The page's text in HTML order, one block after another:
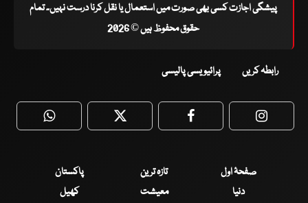
پیشگی اجازت کسی بھی صورت میں استعمال یا نقل کرنا درست نہیں۔ تمام
حقوق محفوظ ہیں © 2026
رابطہ کریں پرائیویسی پالیسی
WhatsApp Twitter Facebook
صفحۂ اول تازہ ترین
پاکستان
دنیا
معیشت کھیل